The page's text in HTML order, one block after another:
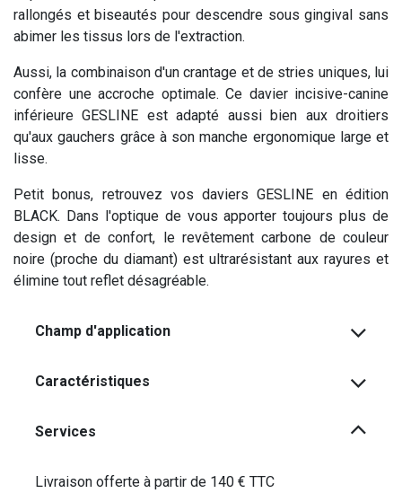
rallongés et biseautés pour descendre sous gingival sans
abimer les tissus lors de l'extraction.
Aussi, la combinaison d'un crantage et de stries uniques, lui
confère une accroche optimale. Ce davier incisive-canine
inférieure GESLINE est adapté aussi bien aux droitiers
qu'aux gauchers grâce à son manche ergonomique large et
lisse.
Petit bonus, retrouvez vos daviers GESLINE en édition
BLACK. Dans l'optique de vous apporter toujours plus de
design et de confort, le revêtement carbone de couleur
noire (proche du diamant) est ultrarésistant aux rayures et
élimine tout reflet désagréable.
Champ d'application
Caractéristiques
Services
Livraison offerte à partir de 140 € TTC